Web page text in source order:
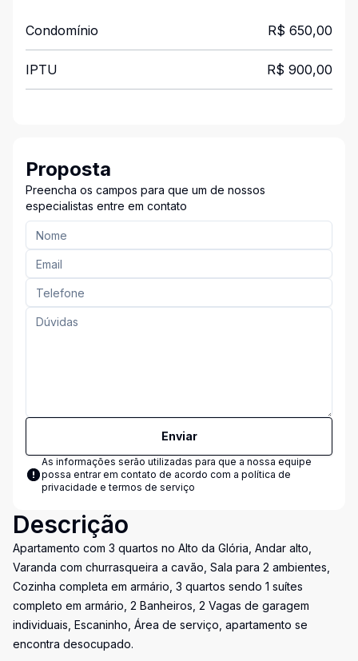
Condomínio R$ 650,00
IPTU R$ 900,00
Proposta
Preencha os campos para que um de nossos
especialistas entre em contato
Enviar
As informações serão utilizadas para que a nossa equipe
possa entrar em contato de acordo com a política de
privacidade e termos de serviço
Descrição
Apartamento com 3 quartos no Alto da Glória, Andar alto,
Varanda com churrasqueira a cavão, Sala para 2 ambientes,
Cozinha completa em armário, 3 quartos sendo 1 suítes
completo em armário, 2 Banheiros, 2 Vagas de garagem
individuais, Escaninho, Área de serviço, apartamento se
encontra desocupado.